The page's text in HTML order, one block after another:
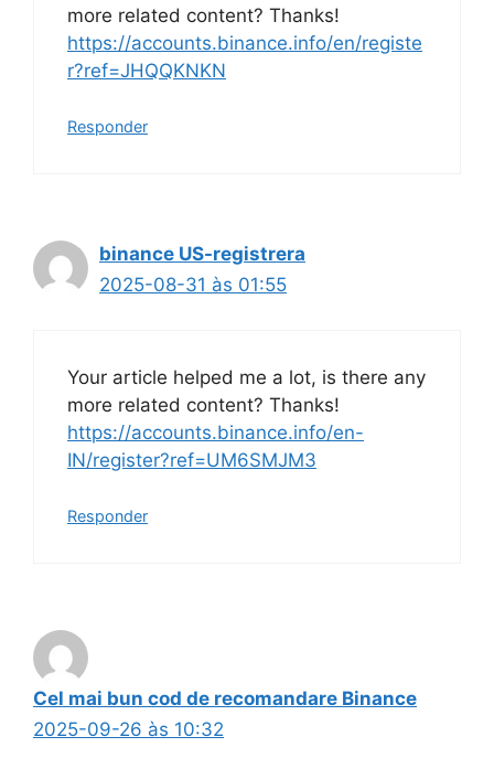
more related content? Thanks!
https://accounts.binance.info/en/registe
r?ref=JHQQKNKN
Responder
binance US-registrera
2025-08-31 às 01:55
Your article helped me a lot, is there any
more related content? Thanks!
https://accounts.binance.info/en-
IN/register?ref=UM6SMJM3
Responder
Cel mai bun cod de recomandare Binance
2025-09-26 às 10:32